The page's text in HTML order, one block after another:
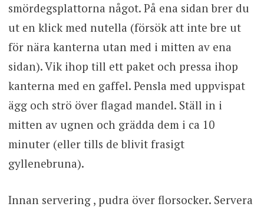
smördegsplattorna något. På ena sidan brer du
ut en klick med nutella (försök att inte bre ut
för nära kanterna utan med i mitten av ena
sidan). Vik ihop till ett paket och pressa ihop
kanterna med en gaffel. Pensla med uppvispat
ägg och strö över flagad mandel. Ställ in i
mitten av ugnen och grädda dem i ca 10
minuter (eller tills de blivit frasigt
gyllenebruna).
Innan servering , pudra över florsocker. Servera